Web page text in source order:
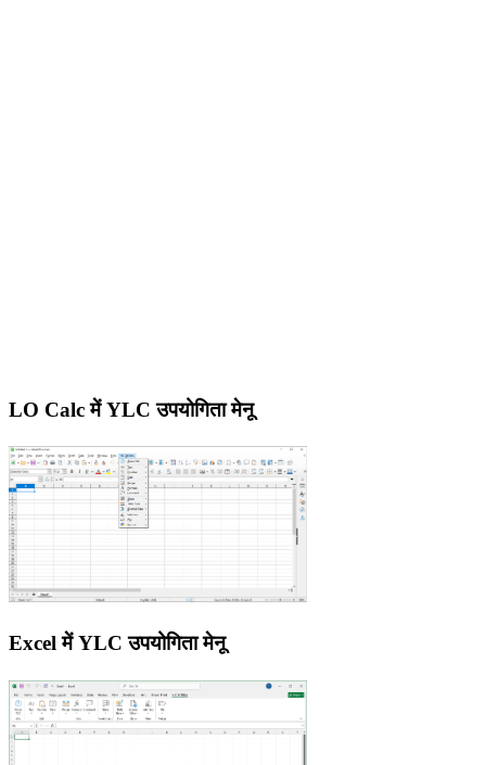
LO Calc में YLC उपयोगिता मेनू
Excel में YLC उपयोगिता मेनू